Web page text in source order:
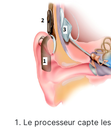
Le processeur capte